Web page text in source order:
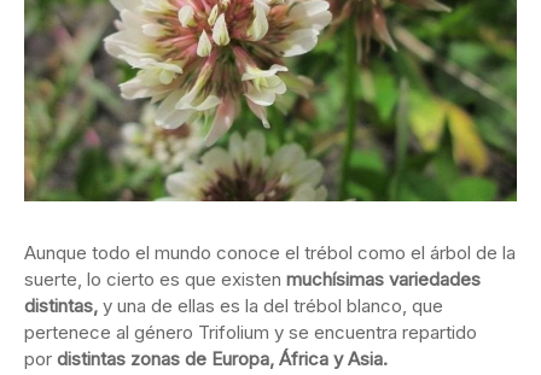
Aunque todo el mundo conoce el trébol como el árbol de la
suerte, lo cierto es que existen muchísimas variedades
distintas, y una de ellas es la del trébol blanco, que
pertenece al género Trifolium y se encuentra repartido
por distintas zonas de Europa, África y Asia.